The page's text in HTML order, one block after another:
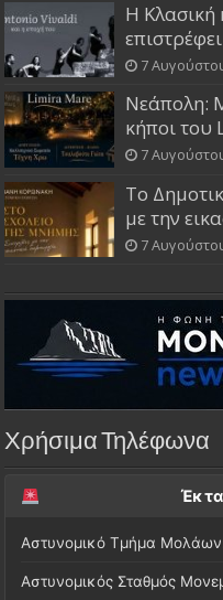
Η
7
Νεάπολη:
κήποι του
7
Το
με την
7
Χρήσιμα Τηλέφωνα
Αστυνομικό Τμήμα
Αστυνομικός Σταθμός